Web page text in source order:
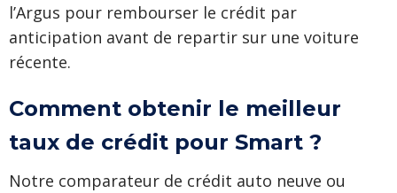
l’Argus pour rembourser le crédit par
anticipation avant de repartir sur une voiture
récente.
Comment obtenir le meilleur
taux de crédit pour Smart ?
Notre comparateur de crédit auto neuve ou